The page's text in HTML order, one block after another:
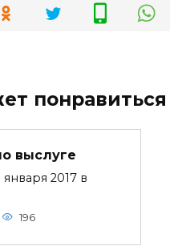
понравиться
выслуге
2017 в
196